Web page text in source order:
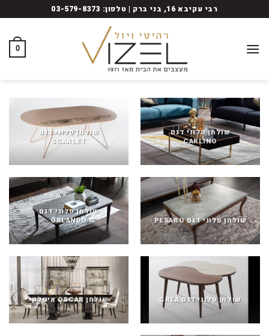
to
רבי עקיבא 16, בני ברק | טלפון: 03-579-8373
0
שולחן סלוני דגם
CARLINO
שולחן סלוני דגם
SCARLET
שולחן סלוני דגם PESARO
שולחן סלוני דגם
ORLANDO
שולחן סלוני דגם CREA שולחן OSCAR איטלקי